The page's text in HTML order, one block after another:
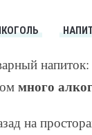
много
на